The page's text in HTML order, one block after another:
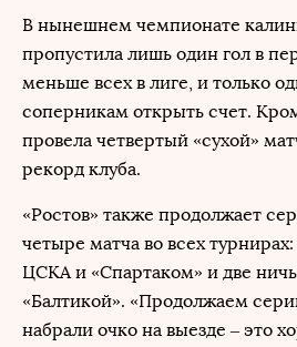
В нынешнем чемпионате
пропустила лишь один гол в
меньше всех в лиге, и только
соперникам открыть счет.
провела четвертый «сухой»
рекорд клуба.
«Ростов» также продолжает
четыре матча во всех
ЦСКА и «Спартаком» и две
«Балтикой». «Продолжаем
набрали очко на выезде – это